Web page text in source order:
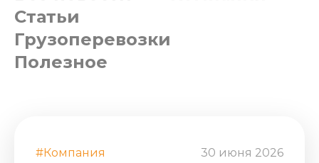
Статьи
Грузоперевозки
Полезное
#Компания 30 июня 2026